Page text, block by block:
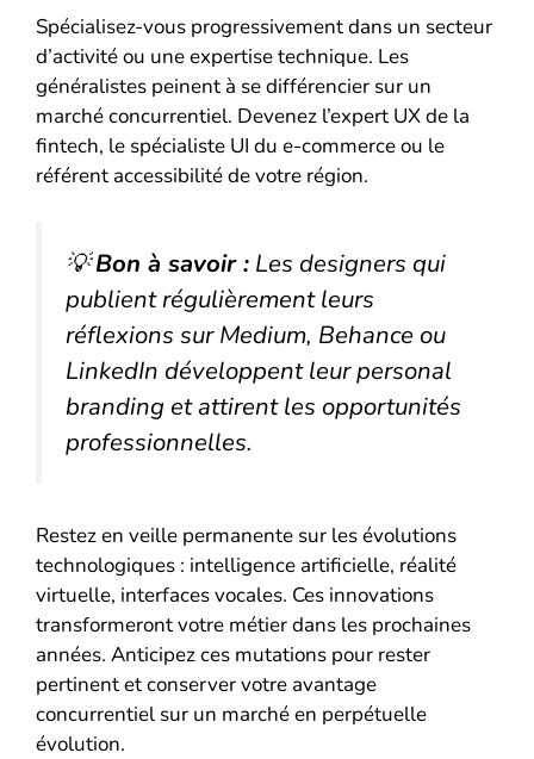
Spécialisez-vous progressivement dans un secteur
d’activité ou une expertise technique. Les
généralistes peinent à se différencier sur un
marché concurrentiel. Devenez l’expert UX de la
fintech, le spécialiste UI du e-commerce ou le
référent accessibilité de votre région.
💡Bon à savoir : Les designers qui
publient régulièrement leurs
réflexions sur Medium, Behance ou
LinkedIn développent leur personal
branding et attirent les opportunités
professionnelles.
Restez en veille permanente sur les évolutions
technologiques : intelligence artificielle, réalité
virtuelle, interfaces vocales. Ces innovations
transformeront votre métier dans les prochaines
années. Anticipez ces mutations pour rester
pertinent et conserver votre avantage
concurrentiel sur un marché en perpétuelle
évolution.